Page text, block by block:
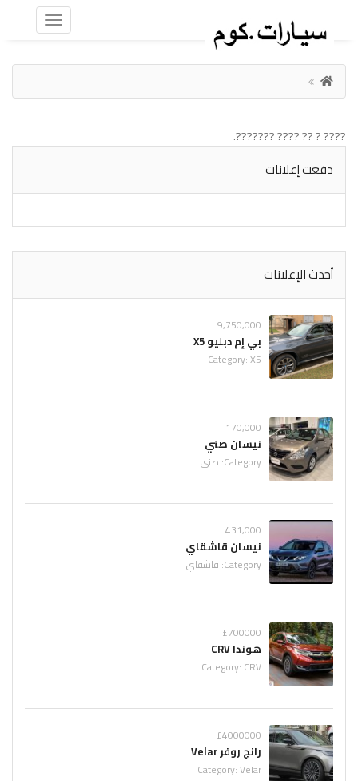
???? ? ?? ???? ???????.
دفعت إعلانات
أحدث الإعلانات
9,750,000
بي إم دبليو X5
Category:X5
170,000
نيسان صني
Category: صني
431,000
نيسان قاشقاي
Category: قاشقاي
£700000
هوندا CRV
Category: CRV
£4000000
رانج روفر Velar
Category:Velar